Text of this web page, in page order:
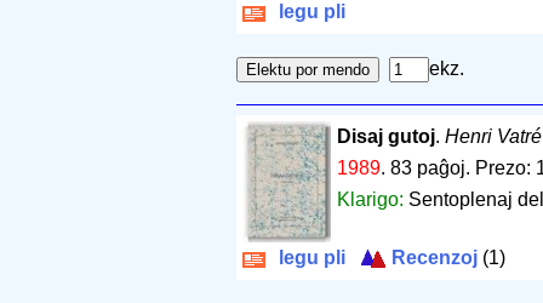
legu pli
ekz.
Disaj gutoj. Henri Vatré
1989. 83 paĝoj. Prezo:
Klarigo: Sentoplenaj
legu pli Recenzoj (1)